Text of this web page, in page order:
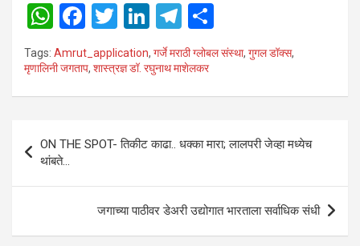
W
h
at
s
p
p
F
ce
b
o
T
wi
tt
er
Li
n
ke
dI
T
el
e
gr
m
h
e
Tags: Amrut_application, गर्जे मराठी ग्लोबल संस्था, गुगल डॉक्स,
मृणालिनी जगताप, शास्त्रज्ञ डॉ. रघुनाथ माशेलकर
navigation
ON THE SPOT- तिकीट काढा.. धक्का मारा; लालपरी जेव्हा मध्येच
थांबते…
जगाच्या पाठीवर डेअरी उद्योगात भारताला सर्वाधिक संधी